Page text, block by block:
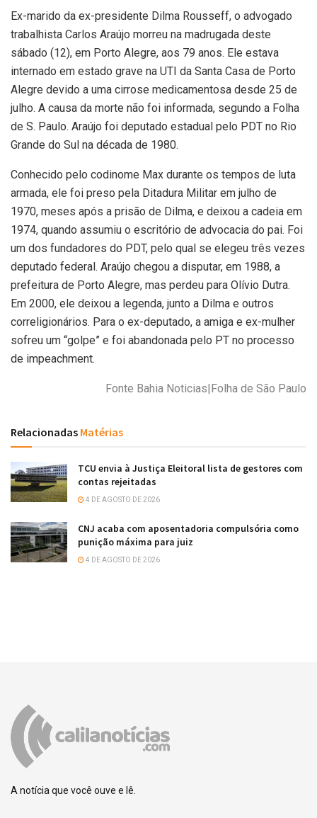
Ex-marido da ex-presidente Dilma Rousseff, o advogado
trabalhista Carlos Araújo morreu na madrugada deste
sábado (12), em Porto Alegre, aos 79 anos. Ele estava
internado em estado grave na UTI da Santa Casa de Porto
Alegre devido a uma cirrose medicamentosa desde 25 de
julho. A causa da morte não foi informada, segundo a Folha
de S. Paulo. Araújo foi deputado estadual pelo PDT no Rio
Grande do Sul na década de 1980.
Conhecido pelo codinome Max durante os tempos de luta
armada, ele foi preso pela Ditadura Militar em julho de
1970, meses após a prisão de Dilma, e deixou a cadeia em
1974, quando assumiu o escritório de advocacia do pai. Foi
um dos fundadores do PDT, pelo qual se elegeu três vezes
deputado federal. Araújo chegou a disputar, em 1988, a
prefeitura de Porto Alegre, mas perdeu para Olívio Dutra.
Em 2000, ele deixou a legenda, junto a Dilma e outros
correligionários. Para o ex-deputado, a amiga e ex-mulher
sofreu um “golpe” e foi abandonada pelo PT no processo
de impeachment.
Fonte Bahia Noticias|Folha de São Paulo
Relacionadas Matérias
TCU envia à Justiça Eleitoral lista de gestores com
contas rejeitadas
4 DE AGOSTO DE 2026
CNJ acaba com aposentadoria compulsória como
punição máxima para juiz
4 DE AGOSTO DE 2026
A notícia que você ouve e lê.